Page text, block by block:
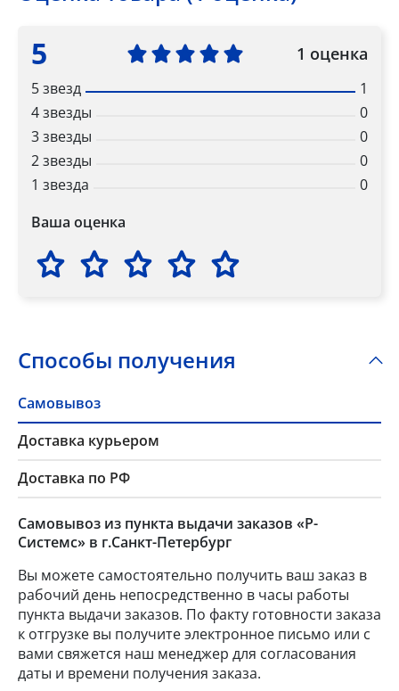
5 1 оценка
5 звезд
1
4 звезды
0
3 звезды
0
2 звезды
0
1 звезда
0
Ваша оценка
Способы получения
Самовывоз
Доставка курьером
Доставка по РФ
Самовывоз из пункта выдачи заказов «Р-
Системс» в г.Санкт-Петербург
Вы можете самостоятельно получить ваш заказ в
рабочий день непосредственно в часы работы
пункта выдачи заказов. По факту готовности заказа
к отгрузке вы получите электронное письмо или с
вами свяжется наш менеджер для согласования
даты и времени получения заказа.